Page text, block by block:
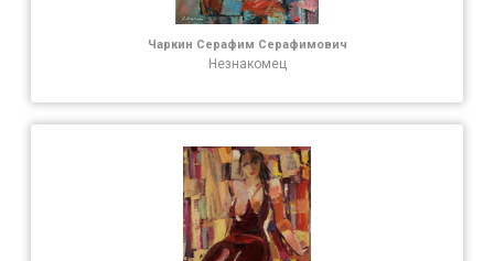
Чаркин Серафим Серафимович
Незнакомец